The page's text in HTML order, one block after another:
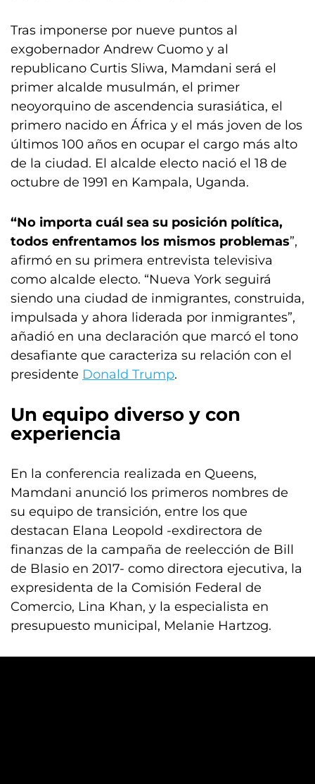
Tras imponerse por nueve puntos al
exgobernador Andrew Cuomo y al
republicano Curtis Sliwa, Mamdani será el
primer alcalde musulmán, el primer
neoyorquino de ascendencia surasiática, el
primero nacido en África y el más joven de los
últimos 100 años en ocupar el cargo más alto
de la ciudad. El alcalde electo nació el 18 de
octubre de 1991 en Kampala, Uganda.
“No importa cuál sea su posición política,
todos enfrentamos los mismos problemas”,
afirmó en su primera entrevista televisiva
como alcalde electo. “Nueva York seguirá
siendo una ciudad de inmigrantes, construida,
impulsada y ahora liderada por inmigrantes”,
añadió en una declaración que marcó el tono
desafiante que caracteriza su relación con el
presidente Donald Trump.
Un equipo diverso y con
experiencia
En la conferencia realizada en Queens,
Mamdani anunció los primeros nombres de
su equipo de transición, entre los que
destacan Elana Leopold -exdirectora de
finanzas de la campaña de reelección de Bill
de Blasio en 2017- como directora ejecutiva, la
expresidenta de la Comisión Federal de
Comercio, Lina Khan, y la especialista en
presupuesto municipal, Melanie Hartzog.